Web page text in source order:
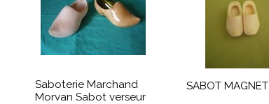
Saboterie Marchand
Morvan Sabot verseur
SABOT MAGNET